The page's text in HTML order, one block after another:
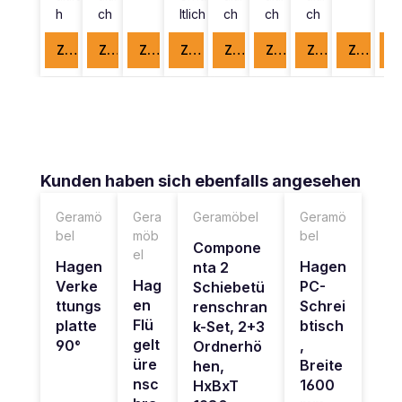
h
Zum Produkt
ch
Zum Produkt Zum Produkt
ltlich
Zum Produkt
ch
Zum Produkt
ch
Zum Produkt
ch
Zum Produkt Zum Produkt
Produktgalerie überspringen
Kunden haben sich ebenfalls angesehen
Geramö
bel
Hagen
Verke
ttungs
platte
90°
Gera
möb
el
Hag
en
Flü
gelt
üre
nsc
Geramöbel
Compone
nta 2
Schiebetü
renschran
k-Set, 2+3
Ordnerhö
hen,
HxBxT
Geramö
bel
Hagen
PC-
Schrei
btisch
,
Breite
1600